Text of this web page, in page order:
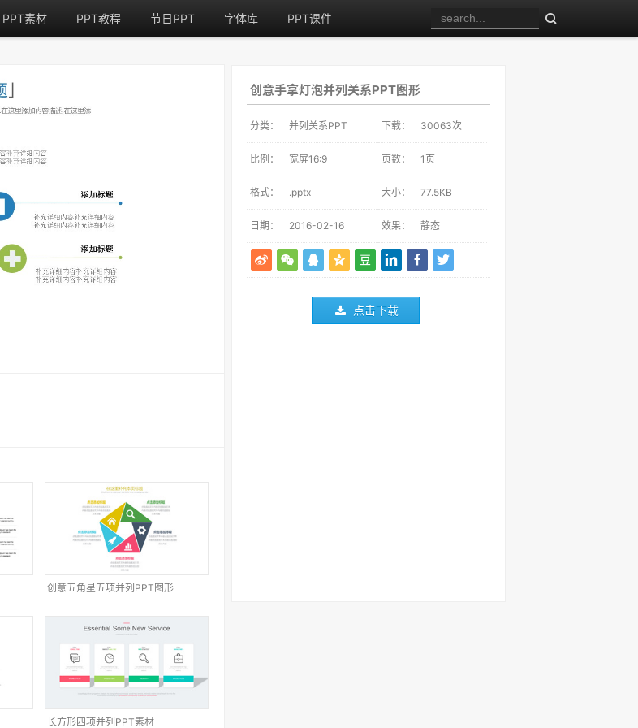
PPT素材 PPT教程 节日PPT 字体库 PPT课件
创意手拿灯泡并列关系PPT图形
分类： 并列关系PPT 下载： 30063次
比例： 宽屏16:9 页数： 1页
格式： .pptx 大小： 77.5KB
日期： 2016-02-16 效果： 静态
点击下载
创意五角星五项并列PPT图形
长方形四项并列PPT素材